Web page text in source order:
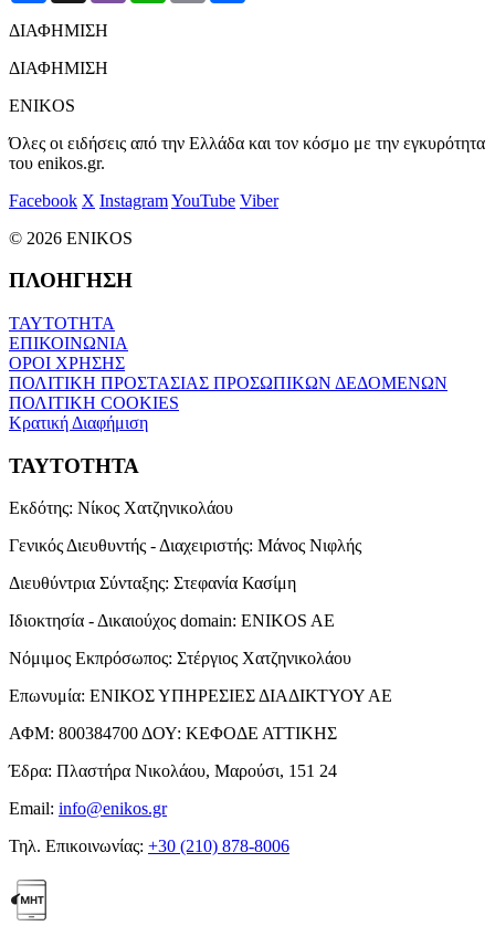
ΔΙΑΦΗΜΙΣΗ
ΔΙΑΦΗΜΙΣΗ
ENIKOS
Όλες οι ειδήσεις από την Ελλάδα και τον κόσμο με την εγκυρότητα
του enikos.gr.
Facebook X InstagramYouTube Viber
© 2026 ENIKOS
ΠΛΟΗΓΗΣΗ
ΤΑΥΤΟΤΗΤΑ
ΕΠΙΚΟΙΝΩΝΙΑ
ΟΡΟΙ ΧΡΗΣΗΣ
ΠΟΛΙΤΙΚΗ ΠΡΟΣΤΑΣΙΑΣ ΠΡΟΣΩΠΙΚΩΝ ΔΕΔΟΜΕΝΩΝ
ΠΟΛΙΤΙΚΗ COOKIES
Κρατική Διαφήμιση
ΤΑΥΤΟΤΗΤΑ
Εκδότης: Νίκος Χατζηνικολάου
Γενικός Διευθυντής - Διαχειριστής: Μάνος Νιφλής
Διευθύντρια Σύνταξης: Στεφανία Κασίμη
Ιδιοκτησία - Δικαιούχος domain: ENIKOS AE
Νόμιμος Εκπρόσωπος: Στέργιος Χατζηνικολάου
Επωνυμία: ΕΝΙΚΟΣ ΥΠΗΡΕΣΙΕΣ ΔΙΑΔΙΚΤΥΟΥ ΑΕ
ΑΦΜ: 800384700ΔΟΥ: ΚΕΦΟΔΕ ΑΤΤΙΚΗΣ
Έδρα: Πλαστήρα Νικολάου, Μαρούσι, 151 24
Email: info@enikos.gr
Τηλ. Επικοινωνίας: +30 (210) 878-8006